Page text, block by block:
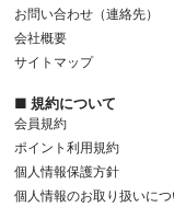
お問い合わせ（連絡先）
会社概要
サイトマップ
■ 規約について
会員規約
ポイント利用規約
個人情報保護方針
個人情報のお取り扱いにつ